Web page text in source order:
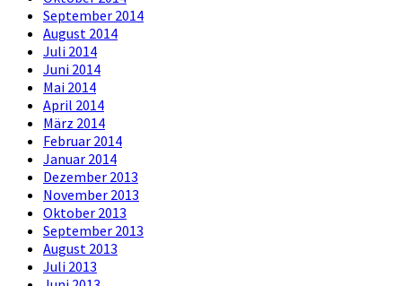
September 2014
August 2014
Juli 2014
Juni 2014
Mai 2014
April 2014
März 2014
Februar 2014
Januar 2014
Dezember 2013
November 2013
Oktober 2013
September 2013
August 2013
Juli 2013